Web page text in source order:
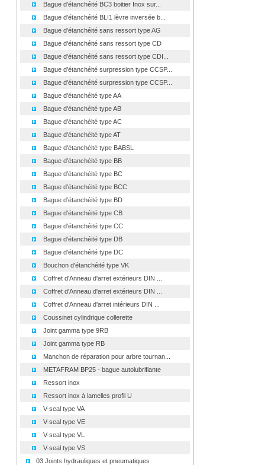
Bague d'étanchéité BC3 boitier Inox sur...
Bague d'étanchéité BLI1 lèvre inversée b...
Bague d'étanchéité sans ressort type AG
Bague d'étanchéité sans ressort type CD
Bague d'étanchéité sans ressort type CDI...
Bague d'étanchéité surpression type CCSP...
Bague d'étanchéité surpression type CCSP...
Bague d'étanchéité type AA
Bague d'étanchéité type AB
Bague d'étanchéité type AC
Bague d'étanchéité type AT
Bague d'étanchéité type BABSL
Bague d'étanchéité type BB
Bague d'étanchéité type BC
Bague d'étanchéité type BCC
Bague d'étanchéité type BD
Bague d'étanchéité type CB
Bague d'étanchéité type CC
Bague d'étanchéité type DB
Bague d'étanchéité type DC
Bouchon d'étanchéité type VK
Coffret d'Anneau d'arret extérieurs DIN ...
Coffret d'Anneau d'arret extérieurs DIN ...
Coffret d'Anneau d'arret intérieurs DIN ...
Coussinet cylindrique collerette
Joint gamma type 9RB
Joint gamma type RB
Manchon de réparation pour arbre tournan...
METAFRAM BP25 - bague autolubrifiante
Ressort inox
Ressort inox à lamelles profil U
V-seal type VA
V-seal type VE
V-seal type VL
V-seal type VS
03 Joints hydrauliques et pneumatiques